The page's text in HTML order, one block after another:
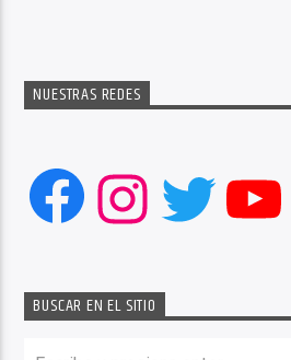
NUESTRAS REDES
Facebook
BUSCAR EN EL SITIO